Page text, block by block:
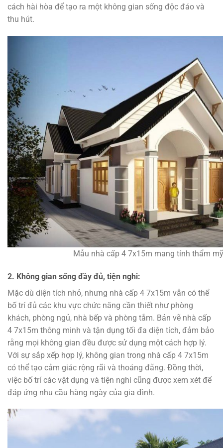
cách hài hòa để tạo ra một không gian sống độc đáo và
thu hút.
Mẫu nhà cấp 4 7x15m mang tính thẩm
2. Không gian sống đầy đủ, tiện nghi:
Mặc dù diện tích nhỏ, nhưng nhà cấp 4 7x15m vẫn có thể
bố trí đủ các khu vực chức năng cần thiết như phòng
khách, phòng ngủ, nhà bếp và phòng tắm. Bản vẽ nhà cấp
4 7x15m thông minh và tận dụng tối đa diện tích, đảm bảo
rằng mọi không gian đều được sử dụng một cách hợp lý.
Với sự sắp xếp hợp lý, không gian trong nhà cấp 4 7x15m
có thể tạo cảm giác rộng rãi và thoáng đãng. Đồng thời,
việc bố trí các vật dụng và tiện nghi cũng được xem xét để
đáp ứng nhu cầu hàng ngày của gia đình.